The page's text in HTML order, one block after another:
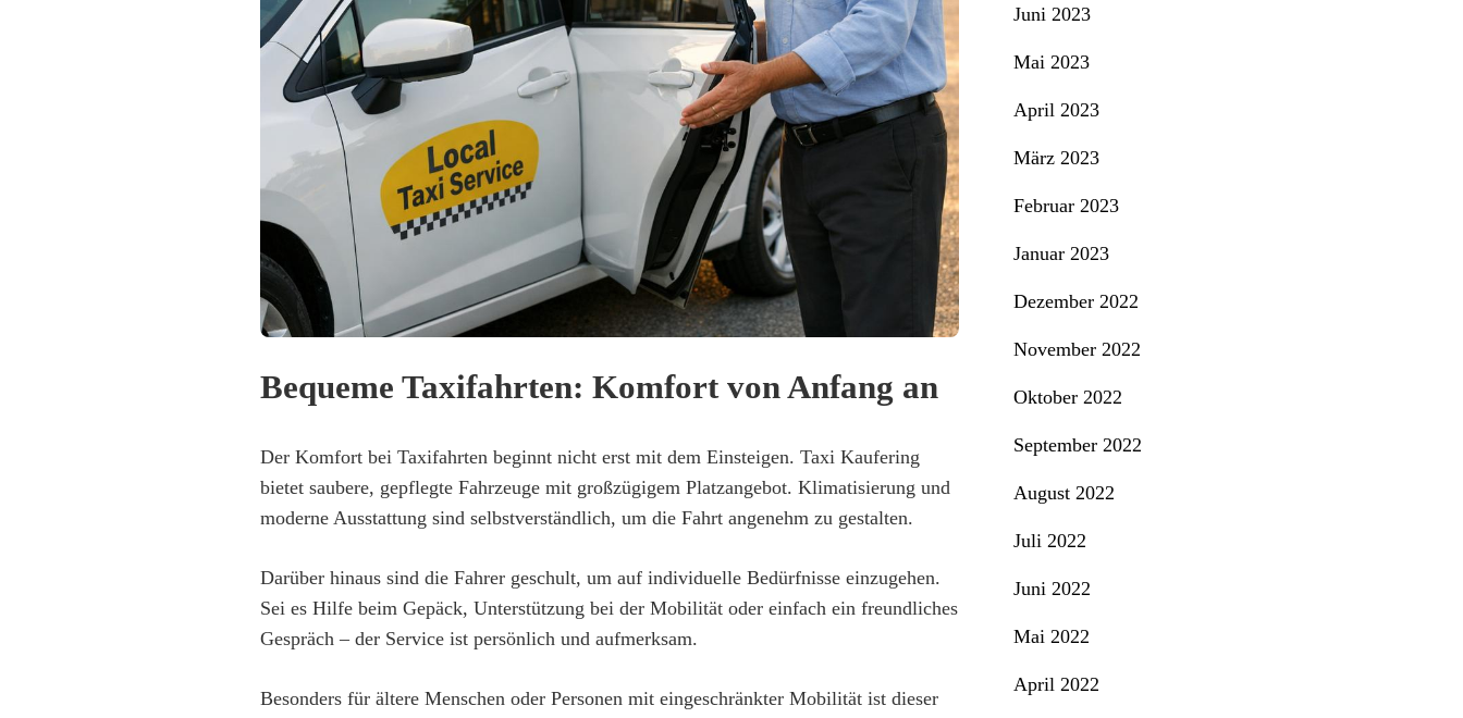
Bequeme Taxifahrten: Komfort von Anfang an
Der Komfort bei Taxifahrten beginnt nicht erst mit dem Einsteigen. Taxi Kaufering
bietet saubere, gepflegte Fahrzeuge mit großzügigem Platzangebot. Klimatisierung und
moderne Ausstattung sind selbstverständlich, um die Fahrt angenehm zu gestalten.
Darüber hinaus sind die Fahrer geschult, um auf individuelle Bedürfnisse einzugehen.
Sei es Hilfe beim Gepäck, Unterstützung bei der Mobilität oder einfach ein freundliches
Gespräch – der Service ist persönlich und aufmerksam.
Besonders für ältere Menschen oder Personen mit eingeschränkter Mobilität ist dieser
Juni 2023
Mai 2023
April 2023
März 2023
Februar 2023
Januar 2023
Dezember 2022
November 2022
Oktober 2022
September 2022
August 2022
Juli 2022
Juni 2022
Mai 2022
April 2022